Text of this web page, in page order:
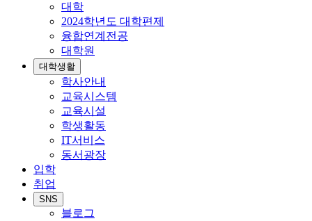
대학
2024학년도 대학편제
융합연계전공
대학원
대학생활
학사안내
교육시스템
교육시설
학생활동
IT서비스
동서광장
입학
취업
SNS
블로그